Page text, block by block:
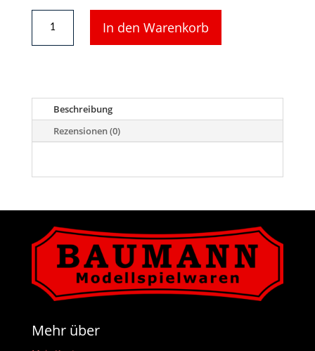
(Satz)
schwarz
Menge
In den Warenkorb
Beschreibung
Rezensionen (0)
Mehr über